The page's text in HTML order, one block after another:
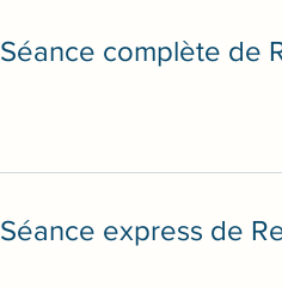
Séance complète de
Séance express de